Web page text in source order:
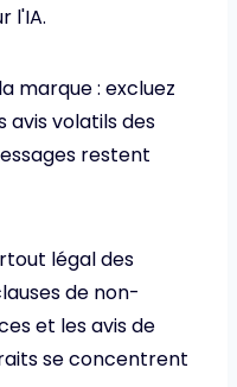
l'IA.
marque : excluez
avis volatils des
restent
légal des
de non-
et les avis de
se concentrent